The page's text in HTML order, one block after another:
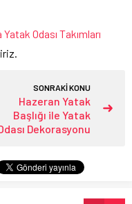
Odası Takımları
SONRAKİ KONU
Hazeran Yatak
Başlığı ile Yatak
Dekorasyonu